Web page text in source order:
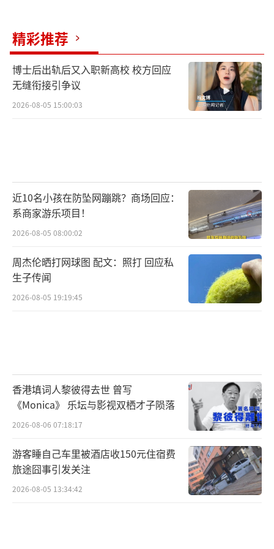
精彩推荐
博士后出轨后又入职新高校 校方回应
无缝衔接引争议
2026-08-05 15:00:03
近10名小孩在防坠网蹦跳？商场回应：
系商家游乐项目！
2026-08-05 08:00:02
周杰伦晒打网球图 配文：照打 回应私
生子传闻
2026-08-05 19:19:45
香港填词人黎彼得去世 曾写
《Monica》 乐坛与影视双栖才子陨落
2026-08-06 07:18:17
游客睡自己车里被酒店收150元住宿费
旅途囧事引发关注
2026-08-05 13:34:42